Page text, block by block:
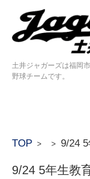
土井ジャガーズは福岡
野球チームです。
TOP > > 9/24
9/24 5年生教